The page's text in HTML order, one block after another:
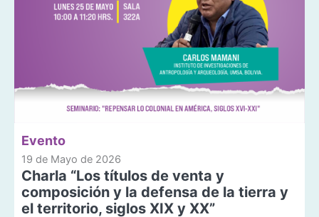
Evento
19 de Mayo de 2026
Charla “Los títulos de venta y
composición y la defensa de la tierra y
el territorio, siglos XIX y XX”